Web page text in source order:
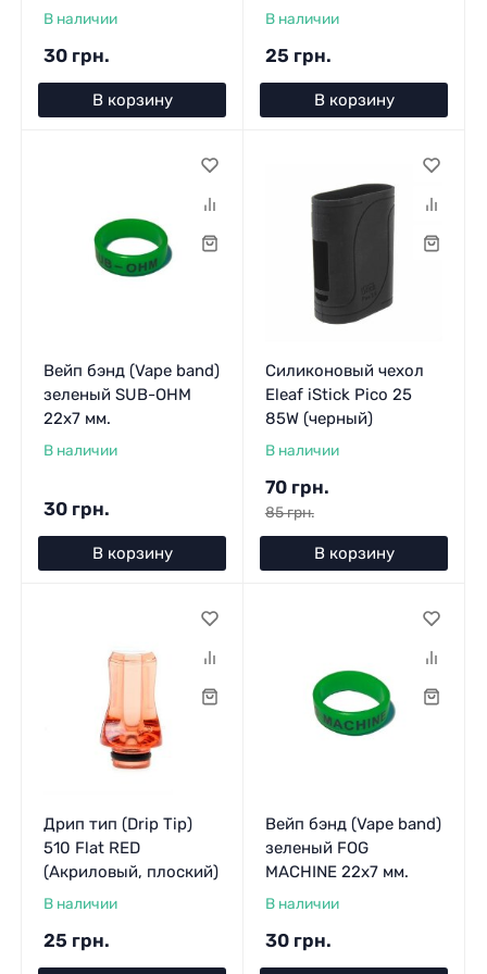
В наличии
30 грн.
В корзину
В наличии
25 грн.
В корзину
Вейп бэнд (Vape band)
зеленый SUB-OHM
22x7 мм.
В наличии
30 грн.
В корзину
Силиконовый чехол
Eleaf iStick Pico 25
85W (черный)
В наличии
70 грн.
85 грн.
В корзину
Дрип тип (Drip Tip)
510 Flat RED
(Акриловый, плоский)
В наличии
25 грн.
Вейп бэнд (Vape band)
зеленый FOG
MACHINE 22x7 мм.
В наличии
30 грн.